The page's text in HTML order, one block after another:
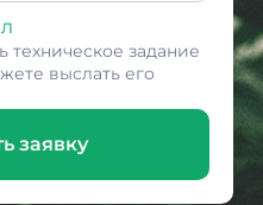
техническое задание
выслать его
заявку